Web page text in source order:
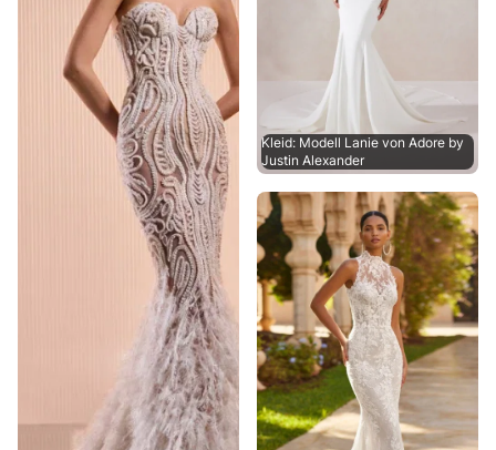
Kleid: Modell Lanie von Adore by
Justin Alexander